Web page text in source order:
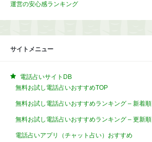
運営の安心感ランキング
サイトメニュー
電話占いサイトDB
無料お試し電話占いおすすめTOP
無料お試し電話占いおすすめランキング – 新着順
無料お試し電話占いおすすめランキング – 更新順
電話占いアプリ（チャット占い）おすすめ